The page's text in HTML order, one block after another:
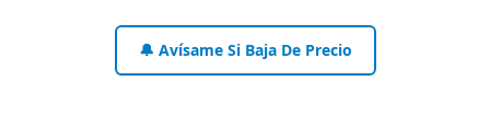
🔔 Avísame Si Baja De Precio